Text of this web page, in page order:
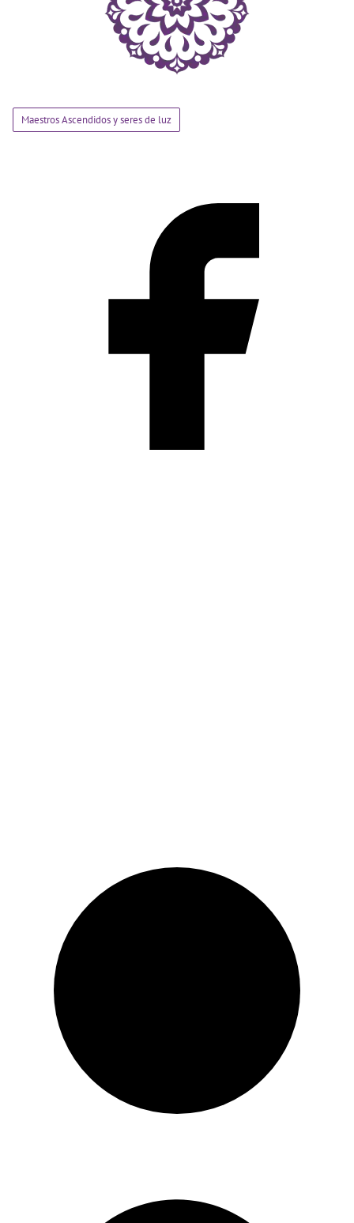
Maestros Ascendidos y seres de luz